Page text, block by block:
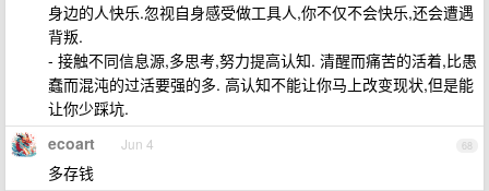
身边的人快乐.忽视自身感受做工具人,你不仅不会快乐,还会遭遇
背叛.
- 接触不同信息源,多思考,努力提高认知. 清醒而痛苦的活着,比愚
蠢而混沌的过活要强的多. 高认知不能让你马上改变现状,但是能
让你少踩坑.
68
ecoart Jun 4
多存钱